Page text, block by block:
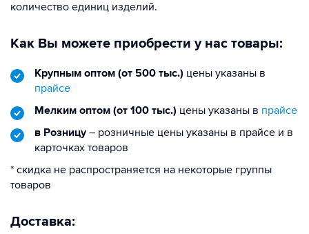
количество единиц изделий.
Как Вы можете приобрести у нас товары:
Крупным оптом (от 500 тыс.) цены указаны в
прайсе
Мелким оптом (от 100 тыс.) цены указаны в прайсе
в Розницу– розничные цены указаны в прайсе и в
карточках товаров
* скидка не распространяется на некоторые группы
товаров
Доставка: